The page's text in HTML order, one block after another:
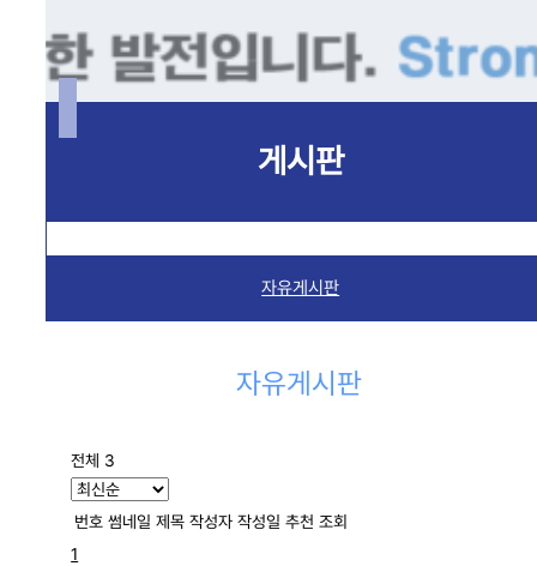
게시판
자유게시판
자유게시판
전체 3
번호 썸네일 제목 작성자 작성일 추천 조회
1